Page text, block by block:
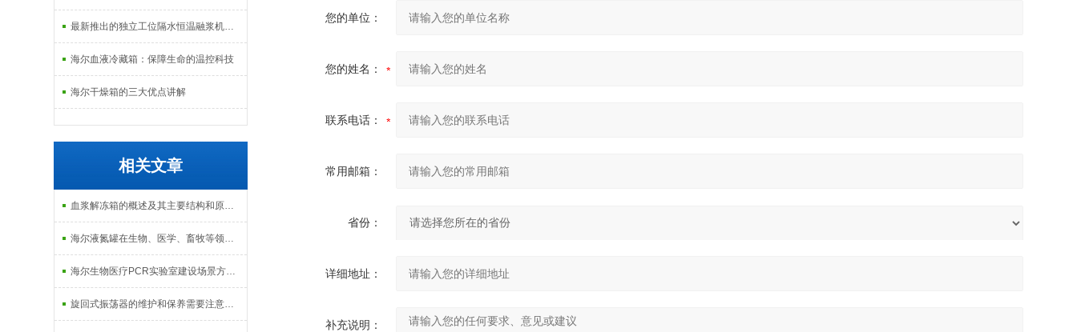
最新推出的独立工位隔水恒温融浆机产品系列
海尔血液冷藏箱：保障生命的温控科技
海尔干燥箱的三大优点讲解
相关文章
血浆解冻箱的概述及其主要结构和原理特点
海尔液氮罐在生物、医学、畜牧等领域有很大用途
海尔生物医疗PCR实验室建设场景方案一 成都壹科医疗器械有限公司
旋回式振荡器的维护和保养需要注意哪些事项？
您的单位：
您的姓名：
联系电话：
常用邮箱：
省份：
详细地址：
补充说明：